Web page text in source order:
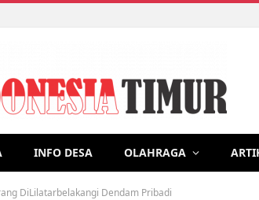
Cair sebagai Upaya Mitigasi
INFO DESA OLAHRAGA
DiLilatarbelakangi Dendam Pribadi